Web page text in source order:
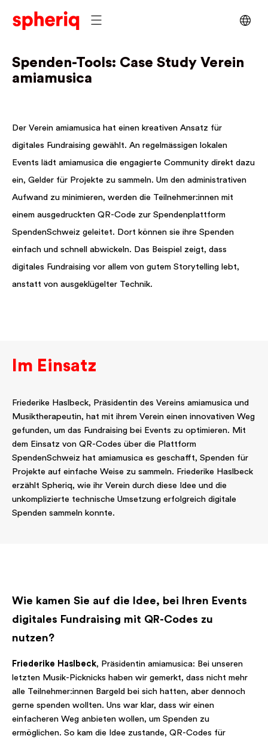
Spenden-Tools: Case Study Verein
amiamusica
Der Verein amiamusica hat einen kreativen Ansatz für
digitales Fundraising gewählt. An regelmässigen lokalen
Events lädt amiamusica die engagierte Community direkt dazu
ein, Gelder für Projekte zu sammeln. Um den administrativen
Aufwand zu minimieren, werden die Teilnehmer:innen mit
einem ausgedruckten QR-Code zur Spendenplattform
SpendenSchweiz geleitet. Dort können sie ihre Spenden
einfach und schnell abwickeln. Das Beispiel zeigt, dass
digitales Fundraising vor allem von gutem Storytelling lebt,
anstatt von ausgeklügelter Technik.
Im Einsatz
Friederike Haslbeck, Präsidentin des Vereins amiamusica und
Musiktherapeutin, hat mit ihrem Verein einen innovativen Weg
gefunden, um das Fundraising bei Events zu optimieren. Mit
dem Einsatz von QR-Codes über die Plattform
SpendenSchweiz hat amiamusica es geschafft, Spenden für
Projekte auf einfache Weise zu sammeln. Friederike Haslbeck
erzählt Spheriq, wie ihr Verein durch diese Idee und die
unkomplizierte technische Umsetzung erfolgreich digitale
Spenden sammeln konnte.
Wie kamen Sie auf die Idee, bei Ihren Events
digitales Fundraising mit QR-Codes zu
nutzen?
Friederike Haslbeck, Präsidentin amiamusica: Bei unseren
letzten Musik-Picknicks haben wir gemerkt, dass nicht mehr
alle Teilnehmer:innen Bargeld bei sich hatten, aber dennoch
gerne spenden wollten. Uns war klar, dass wir einen
einfacheren Weg anbieten wollen, um Spenden zu
ermöglichen. So kam die Idee zustande, QR-Codes für